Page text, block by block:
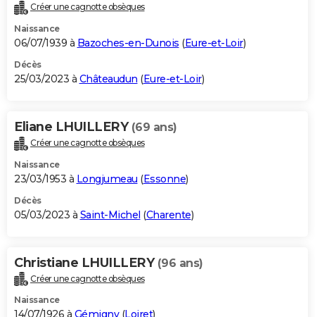
Créer une cagnotte obsèques
Naissance
06/07/1939 à Bazoches-en-Dunois (Eure-et-Loir)
Décès
25/03/2023 à Châteaudun (Eure-et-Loir)
Eliane LHUILLERY (69 ans)
Créer une cagnotte obsèques
Naissance
23/03/1953 à Longjumeau (Essonne)
Décès
05/03/2023 à Saint-Michel (Charente)
Christiane LHUILLERY (96 ans)
Créer une cagnotte obsèques
Naissance
14/07/1926 à Gémigny(Loiret)